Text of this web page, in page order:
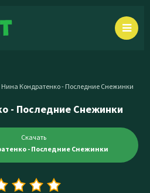
Нина Кондратенко - Последние Снежинки
- Последние Снежинки
Скачать
- Последние Снежинки